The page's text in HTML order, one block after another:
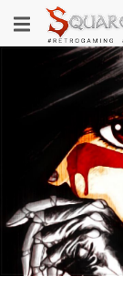
au
contenu
Toggle
navigation